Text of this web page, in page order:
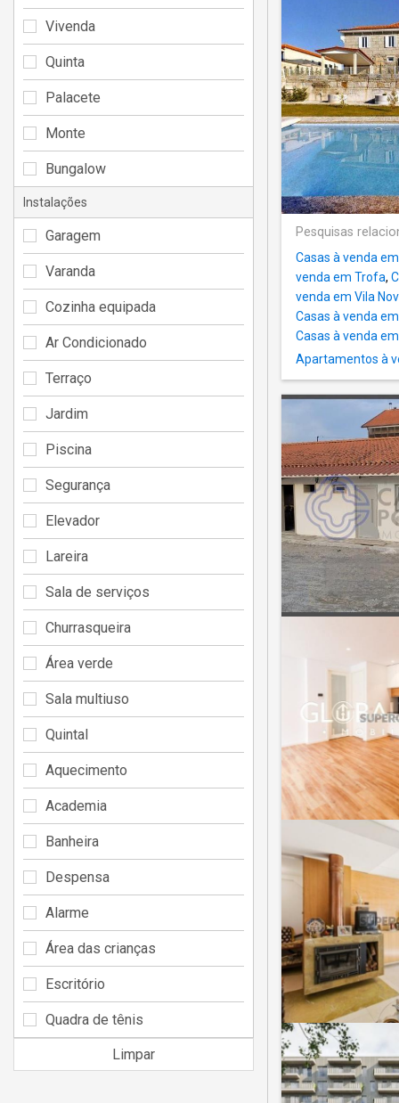
Pesquisas
Casas à venda
venda em Trofa,
venda em Vila
Casas à venda
Casas à venda
Apartamentos à
Vivenda
Quinta
Palacete
Monte
Bungalow
Instalações
Garagem
Varanda
Cozinha equipada
Ar Condicionado
Terraço
Jardim
Piscina
Segurança
Elevador
Lareira
Sala de serviços
Churrasqueira
Área verde
Sala multiuso
Quintal
Aquecimento
Academia
Banheira
Despensa
Alarme
Área das crianças
Escritório
Quadra de tênis
Limpar